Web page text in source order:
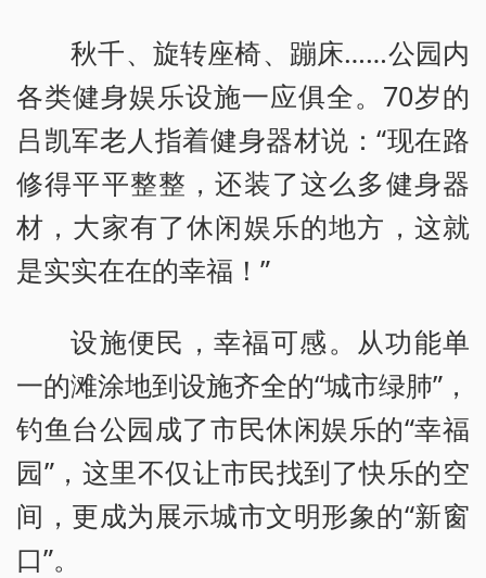
秋千、旋转座椅、蹦床……公园内
各类健身娱乐设施一应俱全。70岁的
吕凯军老人指着健身器材说：“现在路
修得平平整整，还装了这么多健身器
材，大家有了休闲娱乐的地方，这就
是实实在在的幸福！”
设施便民，幸福可感。从功能单
一的滩涂地到设施齐全的“城市绿肺”，
钓鱼台公园成了市民休闲娱乐的“幸福
园”，这里不仅让市民找到了快乐的空
间，更成为展示城市文明形象的“新窗
口”。